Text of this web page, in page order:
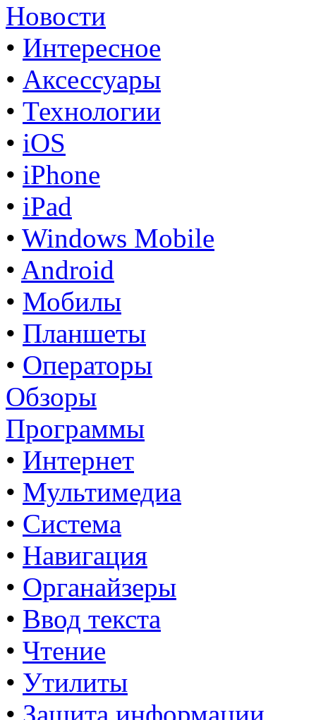
Новости
• Интересное
• Аксессуары
• Технологии
• iOS
• iPhone
• iPad
• Windows Mobile
• Android
• Мобилы
• Планшеты
• Операторы
Обзоры
Программы
• Интернет
• Мультимедиа
• Система
• Навигация
• Органайзеры
• Ввод текста
• Чтение
• Утилиты